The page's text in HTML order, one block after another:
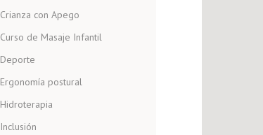
Crianza con Apego
Curso de Masaje Infantil
Deporte
Ergonomía postural
Hidroterapia
Inclusión